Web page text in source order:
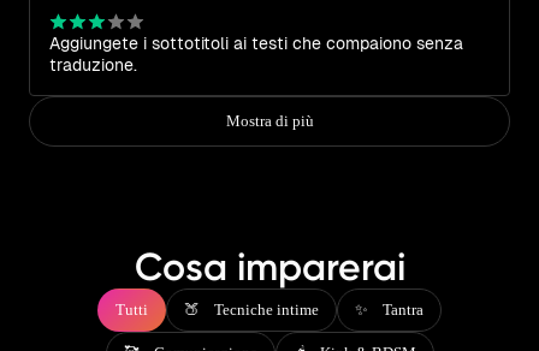
Aggiungete i sottotitoli ai testi che compaiono senza
traduzione.
Mostra di più
Cosa imparerai
Tutti 🍑 Tecniche intime ✨ Tantra